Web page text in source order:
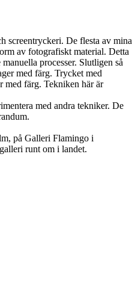
screentryckeri. De flesta av mina
av fotografiskt material. Detta
processer. Slutligen så
med färg. Trycket med
med färg. Tekniken här är
med andra tekniker. De
på Galleri Flamingo i
runt om i landet.